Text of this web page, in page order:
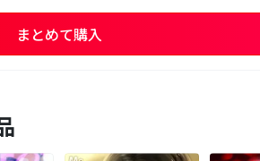
まとめて購入